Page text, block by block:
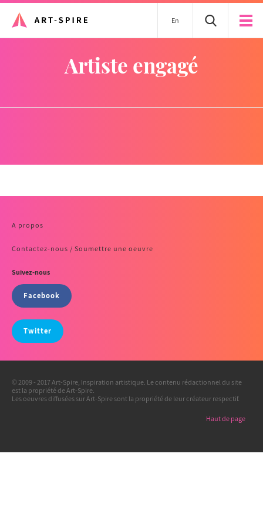
En
artiste engagé
A propos
Contactez-nous / Soumettre une oeuvre
Suivez-nous
Facebook
Twitter
© 2009 - 2017 Art-Spire, Inspiration artistique. Le contenu rédactionnel du site
est la propriété de Art-Spire.
Les oeuvres diffusées sur Art-Spire sont la propriété de leur créateur respectif.
Haut de page